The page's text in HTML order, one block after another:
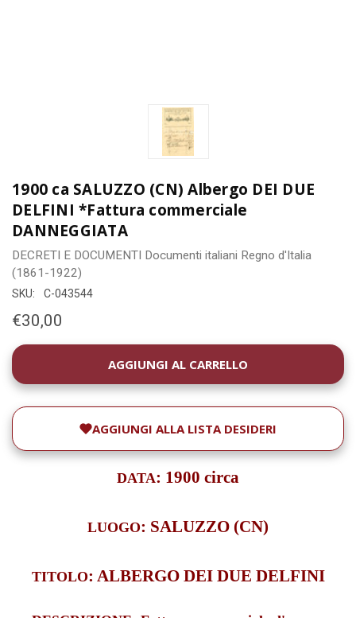
1900 ca SALUZZO (CN) Albergo DEI DUE
DELFINI *Fattura commerciale
DANNEGGIATA
DECRETI E DOCUMENTI Documenti italiani Regno d'Italia
(1861-1922)
SKU: C-043544
€30,00
DISPONIBILITÀ
ATTUALE:
AGGIUNGI ALLA LISTA DESIDERI
DATA: 1900 circa
LUOGO: SALUZZO (CN)
TITOLO: ALBERGO DEI DUE DELFINI